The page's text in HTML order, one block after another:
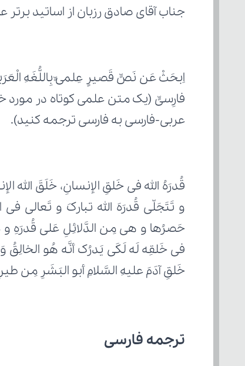
جناب آقای صادق رزبان از اساتید برتر
عربی-فارسی به فارسی ترجمه کنید).
خَلقِ آدَمَ علیهِ السَّلامِ أبو البَشَرِ مِن
ترجمه فارسی